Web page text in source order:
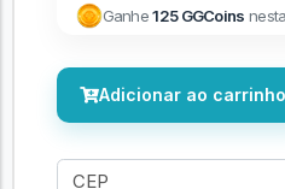
Ganhe125 GGCoins
Adicionar ao carrinho